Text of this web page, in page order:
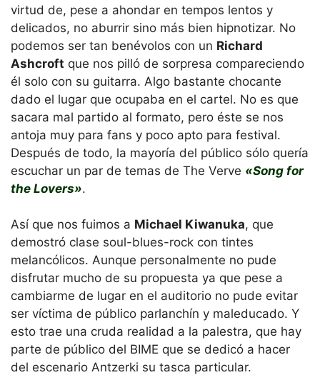
virtud de, pese a ahondar en tempos lentos y
delicados, no aburrir sino más bien hipnotizar. No
podemos ser tan benévolos con un Richard
Ashcroft que nos pilló de sorpresa compareciendo
él solo con su guitarra. Algo bastante chocante
dado el lugar que ocupaba en el cartel. No es que
sacara mal partido al formato, pero éste se nos
antoja muy para fans y poco apto para festival.
Después de todo, la mayoría del público sólo quería
escuchar un par de temas de The Verve «Song for
the Lovers».
Así que nos fuimos a Michael Kiwanuka, que
demostró clase soul-blues-rock con tintes
melancólicos. Aunque personalmente no pude
disfrutar mucho de su propuesta ya que pese a
cambiarme de lugar en el auditorio no pude evitar
ser víctima de público parlanchín y maleducado. Y
esto trae una cruda realidad a la palestra, que hay
parte de público del BIME que se dedicó a hacer
del escenario Antzerki su tasca particular.